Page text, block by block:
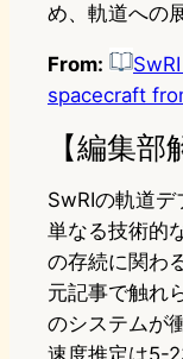
め、軌道への
From:
spacecraft
【編集部
SwRIの軌道デ
単なる技術的
の存続に関わ
元記事で触れ
のシステムが